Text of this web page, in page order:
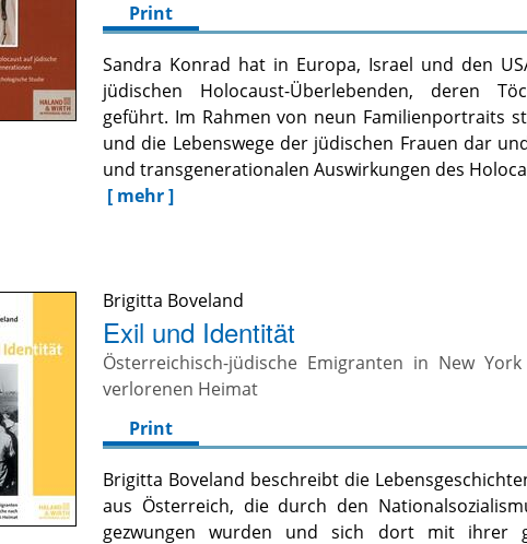
Print
Sandra Konrad hat in Europa, Israel und den
jüdischen Holocaust-Überlebenden, deren
geführt. Im Rahmen von neun Familienportraits
und die Lebenswege der jüdischen Frauen dar
und transgenerationalen Auswirkungen des
[ mehr ]
Brigitta Boveland
Exil und Identität
Österreichisch-jüdische Emigranten in New
verlorenen Heimat
Print
Brigitta Boveland beschreibt die
aus Österreich, die durch den
gezwungen wurden und sich dort mit ihrer